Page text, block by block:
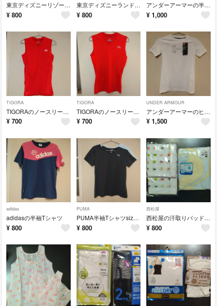
東京ディズニーリゾートキャラクターデザインの子供用マスク2枚セット
¥ 800
東京ディズニーランドスターツアーズのウォッシュタオル
¥ 800
アンダーアーマーの半袖ハーフジップピステ
¥ 1,000
TIGORA
TIGORAのノースリーブアンダーシャツsizeＳ
¥ 700
TIGORA
TIGORAのノースリーブアンダーシャツ
¥ 700
UNDER ARMOUR
アンダーアーマーのヒートギア半袖Tシャツ
¥ 1,500
adidas
adidasの半袖Tシャツ
¥ 800
PUMA
PUMA半袖TシャツsizeＳ
¥ 800
西松屋
西松屋の汗取りパッド4枚組・ガーゼハンカチ4枚のセット
¥ 800